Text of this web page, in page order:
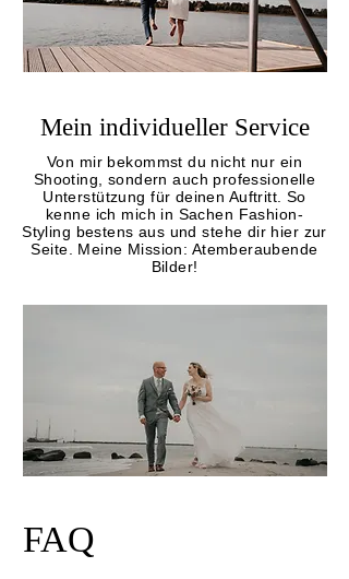
Mein individueller Service
Von mir bekommst du nicht nur ein
Shooting, sondern auch professionelle
Unterstützung für deinen Auftritt. So
kenne ich mich in Sachen Fashion-
Styling bestens aus und stehe dir hier zur
Seite. Meine Mission: Atemberaubende
Bilder!
FAQ